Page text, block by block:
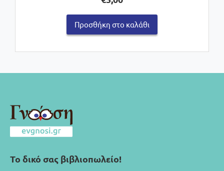
Προσθήκη στο καλάθι
Το δικό σας βιβλιοπωλείο!